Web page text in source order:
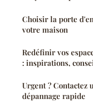
Choisir la porte
votre maison
Redéfinir vos
: inspirations,
Urgent ?
dépannage rapide